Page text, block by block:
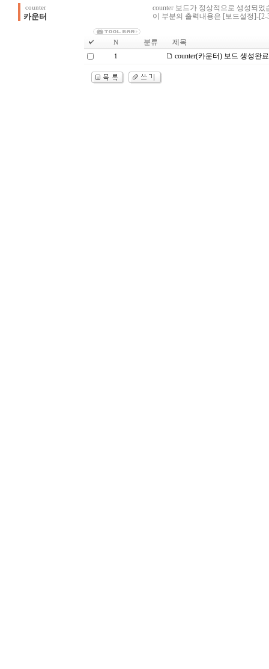
counter
카운터
counter 보드가 정상적으로 생성되었
이 부분의 출력내용은 [보드설정]-
N 분류 제목
1 counter(카운터) 보드 생성완